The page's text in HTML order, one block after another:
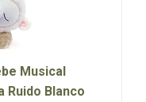
Musical
Ruido Blanco